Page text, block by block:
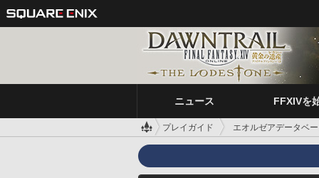
ニュース FFXIVを
プレイガイド エオルゼアデータベ